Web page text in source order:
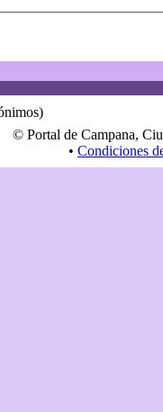
© Portal de Campana,
• Condiciones